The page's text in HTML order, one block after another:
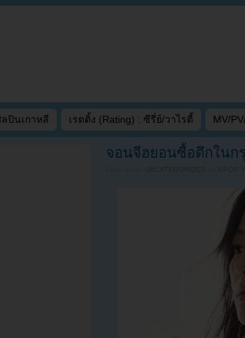
ปินเกาหลี เรตติ้ง (Rating) : ซีรี่ย์/วาไรตี้ MV/
จอนจีฮยอนซื้อตึกในก
UNCATEGORIZED KPOP